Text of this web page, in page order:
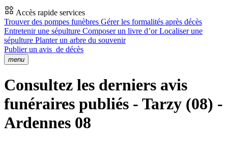
Accès rapide services
Trouver des pompes funèbres Gérer les formalités après décès
Entretenir une sépulture Composer un livre d’orLocaliser une
sépulture Planter un arbre du souvenir
Publier un avis de décès
menu
Consultez les derniers avis
funéraires publiés - Tarzy (08) -
Ardennes 08